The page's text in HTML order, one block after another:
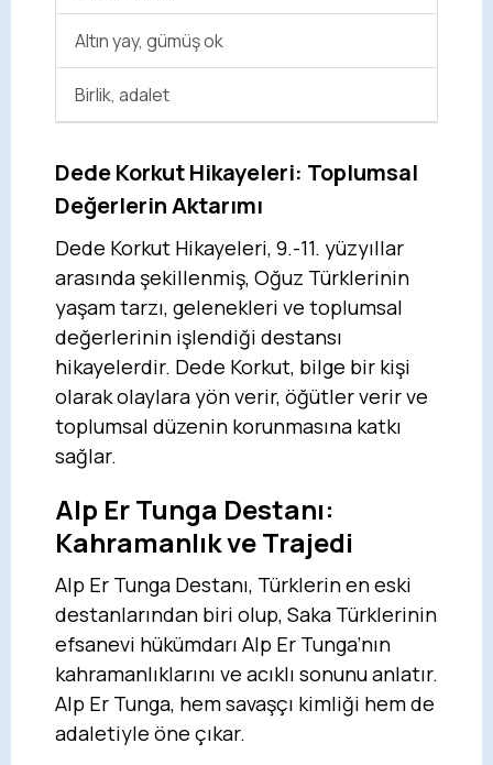
Altın yay, gümüş ok
Birlik, adalet
Dede Korkut Hikayeleri: Toplumsal
Değerlerin Aktarımı
Dede Korkut Hikayeleri, 9.-11. yüzyıllar
arasında şekillenmiş, Oğuz Türklerinin
yaşam tarzı, gelenekleri ve toplumsal
değerlerinin işlendiği destansı
hikayelerdir. Dede Korkut, bilge bir kişi
olarak olaylara yön verir, öğütler verir ve
toplumsal düzenin korunmasına katkı
sağlar.
Alp Er Tunga Destanı:
Kahramanlık ve Trajedi
Alp Er Tunga Destanı, Türklerin en eski
destanlarından biri olup, Saka Türklerinin
efsanevi hükümdarı Alp Er Tunga’nın
kahramanlıklarını ve acıklı sonunu anlatır.
Alp Er Tunga, hem savaşçı kimliği hem de
adaletiyle öne çıkar.